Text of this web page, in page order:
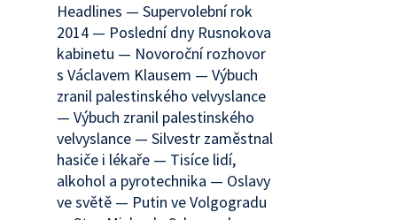
Headlines — Supervolební rok
2014 — Poslední dny Rusnokova
kabinetu — Novoroční rozhovor
s Václavem Klausem — Výbuch
zranil palestinského velvyslance
— Výbuch zranil palestinského
velvyslance — Silvestr zaměstnal
hasiče i lékaře — Tisíce lidí,
alkohol a pyrotechnika — Oslavy
ve světě — Putin ve Volgogradu